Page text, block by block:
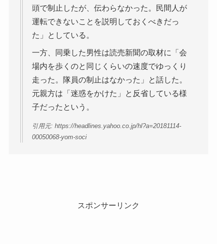
頭で制止したが、伝わらなかった。民間人が
運転できないことを説明しておくべきだっ
た」としている。
一方、同乗した男性は読売新聞の取材に「会
場内を歩くのと同じくらいの速度でゆっくり
走った。隊員の制止はなかった」と話した。
元親方は「迷惑をかけた」と反省している様
子だったという。
引用元: https://headlines.yahoo.co.jp/hl?a=20181114-
00050068-yom-soci
スポンサーリンク